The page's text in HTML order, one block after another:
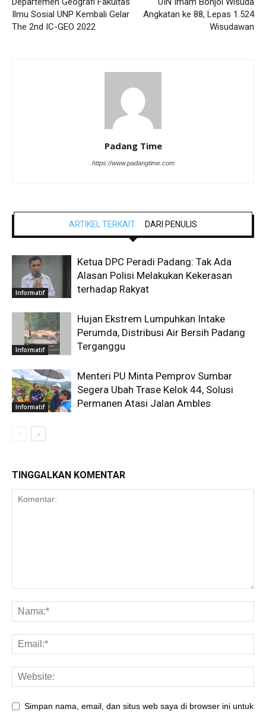
Ilmu Sosial UNP Kembali Gelar
The 2nd IC-GEO 2022
Angkatan ke 88, Lepas 1.524
Wisudawan
Padang Time
https://www.padangtime.com
ARTIKEL TERKAIT DARI PENULIS
Informatif
Ketua DPC Peradi Padang: Tak Ada
Alasan Polisi Melakukan Kekerasan
terhadap Rakyat
Informatif
Hujan Ekstrem Lumpuhkan Intake
Perumda, Distribusi Air Bersih Padang
Terganggu
Informatif
Menteri PU Minta Pemprov Sumbar
Segera Ubah Trase Kelok 44, Solusi
Permanen Atasi Jalan Ambles
TINGGALKAN KOMENTAR
Simpan nama, email, dan situs web saya di browser ini untuk